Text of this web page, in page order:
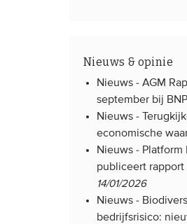
Nieuws & opinie
Nieuws -AGM
september bij
Nieuws -
economische
Nieuws - Platform
publiceert
14/01/2026
Nieuws -
bedrijfsrisico: